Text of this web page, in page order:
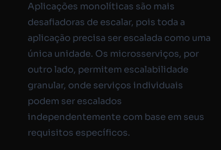
Aplicações monolíticas são mais
desafiadoras de escalar, pois toda a
aplicação precisa ser escalada como uma
única unidade. Os microsserviços, por
outro lado, permitem escalabilidade
granular, onde serviços individuais
podem ser escalados
independentemente com base em seus
requisitos específicos.